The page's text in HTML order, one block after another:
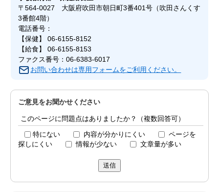
〒564-0027 大阪府吹田市朝日町3番401号（吹田さんくす
3番館4階）
電話番号：
【保健】 06-6155-8152
【給食】 06-6155-8153
ファクス番号：06-6383-6017
お問い合わせは専用フォームをご利用ください。
ご意見をお聞かせください
このページに問題点はありましたか？（複数回答可）
特にない 内容が分かりにくい
ページを
探しにくい
情報が少ない 文章量が多い
送信